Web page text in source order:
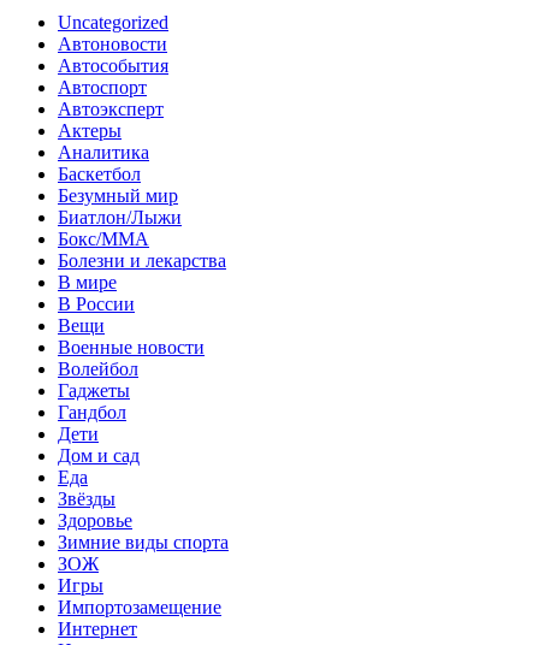
Uncategorized
Автоновости
Автособытия
Автоспорт
Автоэксперт
Актеры
Аналитика
Баскетбол
Безумный мир
Биатлон/Лыжи
Бокс/MMA
Болезни и лекарства
В мире
В России
Вещи
Военные новости
Волейбол
Гаджеты
Гандбол
Дети
Дом и сад
Еда
Звёзды
Здоровье
Зимние виды спорта
ЗОЖ
Игры
Импортозамещение
Интернет